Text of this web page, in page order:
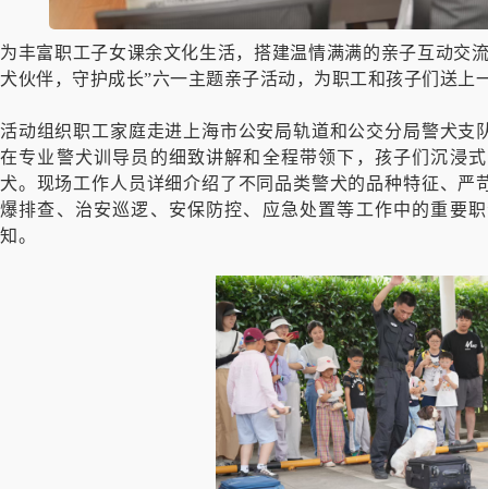
为丰富职工子女课余文化生活，搭建温情满满的亲子互动交
犬伙伴，守护成长”六一主题亲子活动，为职工和孩子们送上
活动组织职工家庭走进上海市公安局轨道和公交分局警犬
在专业警犬训导员的细致讲解和全程带领下，孩子们沉浸
犬。现场工作人员详细介绍了不同品类警犬的品种特征、
爆排查、治安巡逻、安保防控、应急处置等工作中的重要
知。